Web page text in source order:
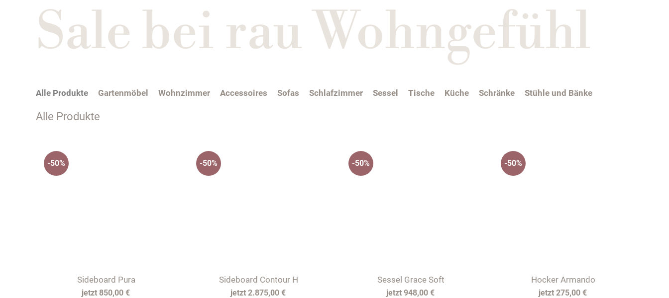
Sale bei rau Wohngefühl
Alle Produkte Gartenmöbel Wohnzimmer Accessoires Sofas Schlafzimmer Sessel Tische Küche Schränke Stühle und Bänke
Alle Produkte
Sideboard Pura
850,00 €
-50%
Sideboard Contour H
2.875,00 €
-50%
Sessel Grace Soft
948,00 €
-50%
Hocker Armando
275,00 €
-50%